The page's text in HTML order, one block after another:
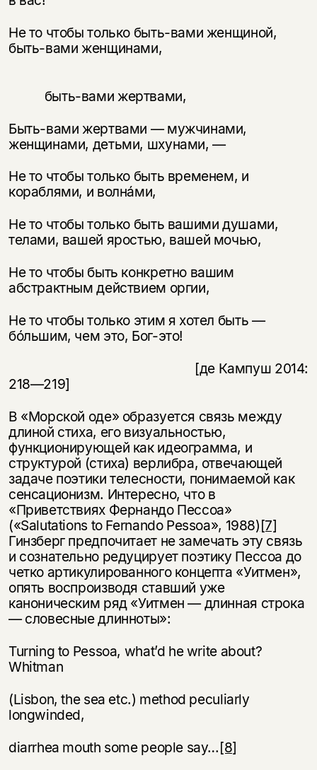
Не то чтобы только быть-вами женщиной,
быть-вами женщинами,
быть-вами жертвами,
Быть-вами жертвами — мужчинами,
женщинами, детьми, шхунами, —
Не то чтобы только быть временем, и
кораблями, и волнáми,
Не то чтобы только быть вашими душами,
телами, вашей яростью, вашей мочью,
Не то чтобы быть конкретно вашим
абстрактным действием оргии,
Не то чтобы только этим я хотел быть —
бóльшим, чем это, Бог-это!
[де Кампуш 2014:
218—219]
В «Морской оде» образуется связь между
длиной стиха, его визуальностью,
функционирующей как идеограмма, и
структурой (стиха) верлибра, отвечающей
задаче поэтики телесности, понимаемой как
сенсационизм. Интересно, что в
«Приветствиях Фернандо Пессоа»
(«Salutations to Fernando Pessoa», 1988)[7]
Гинзберг предпочитает не замечать эту связь
и сознательно редуцирует поэтику Пессоа до
четко артикулированного концепта «Уитмен»,
опять воспроизводя ставший уже
каноническим ряд «Уитмен — длинная строка
— словесные длинноты»:
Turning to Pessoa, what’d he write about?
Whitman
(Lisbon, the sea etc.) method peculiarly
longwinded,
diarrhea mouth some people say…[8]